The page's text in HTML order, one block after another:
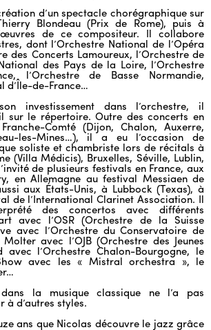
d’un spectacle chorégraphique sur
Blondeau (Prix de Rome), puis à
de ce compositeur. Il collabore
dont l’Orchestre National de l’Opéra
des Concerts Lamoureux, l’Orchestre de
des Pays de la Loire, l’Orchestre
l’Orchestre de Basse Normandie,
d’Île-de-France…
investissement dans l’orchestre, il
sur le répertoire. Outre des concerts en
Comté (Dijon, Chalon, Auxerre,
les-Mines…), il a eu l’occasion de
soliste et chambriste lors de récitals à
(Villa Médicis), Bruxelles, Séville, Lublin,
de plusieurs festivals en France, aux
en Allemagne au festival Messiaen de
aux États-Unis, à Lubbock (Texas), à
de l’International Clarinet Association. Il
des concertos avec différents
avec l’OSR (Orchestre de la Suisse
avec l’Orchestre du Conservatoire de
avec l’OJB (Orchestre des Jeunes
avec l’Orchestre Chalon-Bourgogne, le
avec les « Mistral orchestra », le
la musique classique ne l’a pas
à d’autres styles.
ans que Nicolas découvre le jazz grâce